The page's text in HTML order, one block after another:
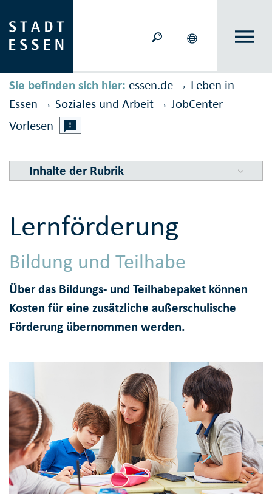
Sie befinden sich hier: essen.de → Leben in
Essen → Soziales und Arbeit → JobCenter
Vorlesen
Inhalte der Rubrik
Lernförderung
Bildung und Teilhabe
Über das Bildungs- und Teilhabepaket können
Kosten für eine zusätzliche außerschulische
Förderung übernommen werden.